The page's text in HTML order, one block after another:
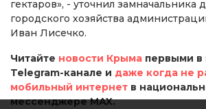
гектаров», - уточнил замначальника
городского хозяйства
Иван Лисечко.
Читайте новости Крыма первыми
Telegram-канале и даже когда не
мобильный интернет в
мессенджере MAX.